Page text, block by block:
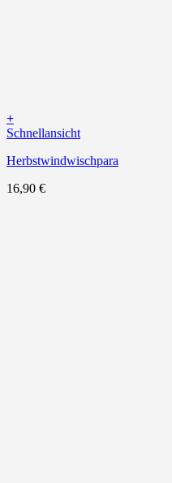
+
Schnellansicht
Herbstwindwischpara
16,90 €